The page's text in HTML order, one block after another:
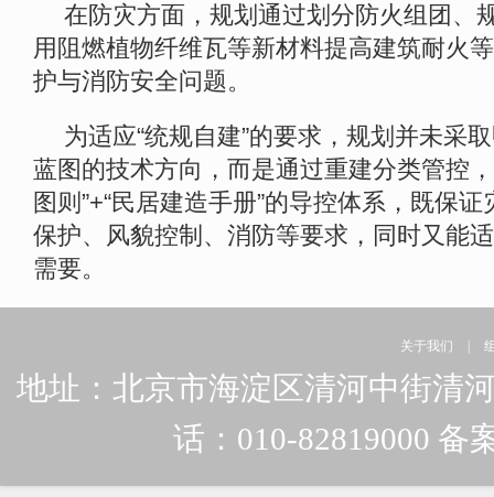
在防灾方面，规划通过划分防火组团、
用阻燃植物纤维瓦等新材料提高建筑耐火
护与消防安全问题。
为适应“统规自建”的要求，规划并未采
蓝图的技术方向，而是通过重建分类管控，
图则”+“民居建造手册”的导控体系，既保
保护、风貌控制、消防等要求，同时又能
需要。
关于我们
地址：北京市海淀区清河中街清
话：010-82819000 备